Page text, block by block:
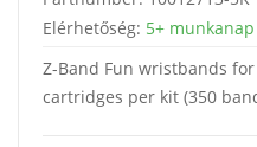
Elérhetőség: 5+ munkanap
Z-Band Fun wristbands
cartridges per kit (350